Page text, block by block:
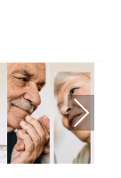
Next